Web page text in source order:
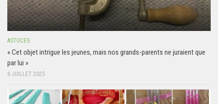
ASTUCES
« Cet objet intrigue les jeunes, mais nos grands-parents ne juraient que
par lui »
6 JUILLET 2025